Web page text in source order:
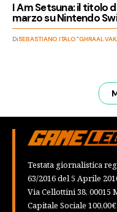
I Am Setsuna: il titolo
marzo su Nintendo
DiSEBASTIANO ITALO "GHRAAL
Testata giornalistica
63/2016 del 5 Aprile
Via Cellottini 38, 00015
Capitale Sociale 100,00€